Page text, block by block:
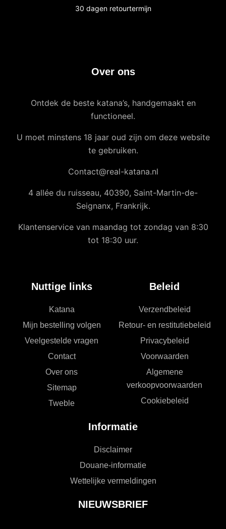
30 dagen retourtermijn
Over ons
Ontdek de beste katana’s, handgemaakt en
functioneel.
U moet minstens 18 jaar oud zijn om deze website
te gebruiken.
Contact@real-katana.nl
4 allée du ruisseau, 40390, Saint-Martin-de-
Seignanx, Frankrijk.
Klantenservice van maandag tot zondag van 8:30
tot 18:30 uur.
Nuttige links
Katana
Mijn bestelling volgen
Veelgestelde vragen
Contact
Over ons
Sitemap
Tweble
Beleid
Verzendbeleid
Retour- en restitutiebeleid
Privacybeleid
Voorwaarden
Algemene
verkoopvoorwaarden
Cookiebeleid
Informatie
Disclaimer
Douane-informatie
Wettelijke vermeldingen
NIEUWSBRIEF